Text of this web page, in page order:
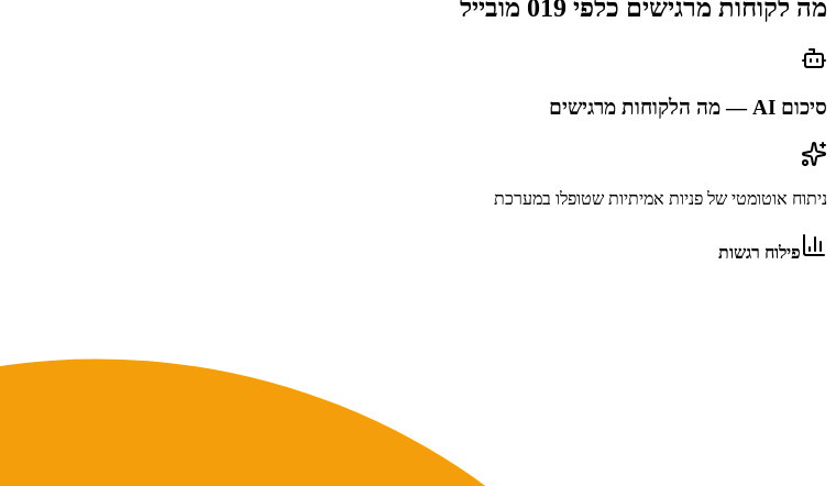
מה לקוחות מרגישים כלפי 019 מובייל
סיכום AI — מה הלקוחות מרגישים
ניתוח אוטומטי של פניות אמיתיות שטופלו במערכת
פילוח רגשות